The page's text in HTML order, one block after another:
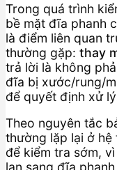
Trong quá trình
bề mặt đĩa phanh
là điểm liên quan
thường gặp: thay
trả lời là không
đĩa bị xước/rung/
để quyết định xử
Theo nguyên tắc
thường lặp lại ở hệ
để kiểm tra sớm,